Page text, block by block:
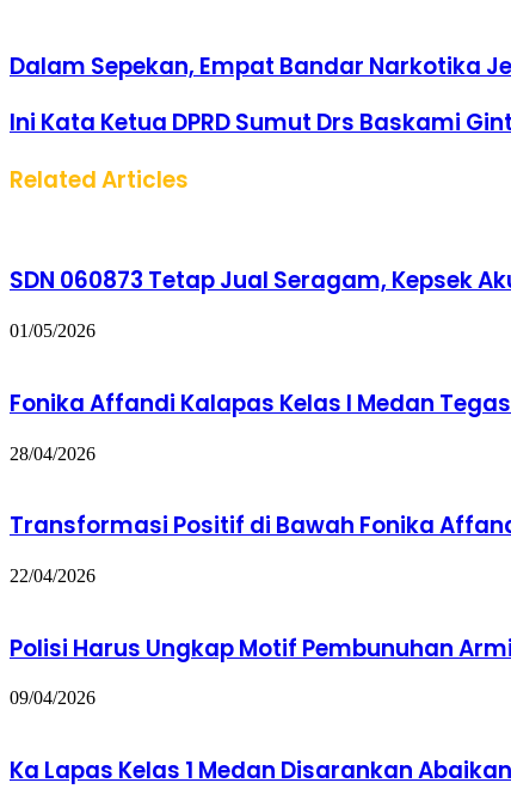
Dalam Sepekan, Empat Bandar Narkotika
Ini Kata Ketua DPRD Sumut Drs Baskami
Related Articles
SDN 060873 Tetap Jual Seragam, Kepsek
01/05/2026
Fonika Affandi Kalapas Kelas I Medan
28/04/2026
Transformasi Positif di Bawah Fonika
22/04/2026
Polisi Harus Ungkap Motif Pembunuhan
09/04/2026
Ka Lapas Kelas 1 Medan Disarankan